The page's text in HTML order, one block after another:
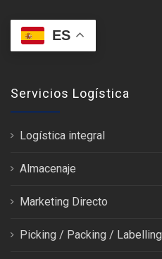
ES
Servicios Logística
Logística integral
Almacenaje
Marketing Directo
Picking / Packing / Labelling